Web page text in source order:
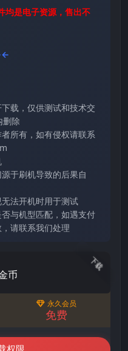
均是电子资源，售出不
载，仅供测试和技术交
删除
所有，如有侵权请联系
于刷机导致的后果自
法开机时用于测试
与机型匹配，如遇支付
请联系我们处理
下载
币
永久会员
免费